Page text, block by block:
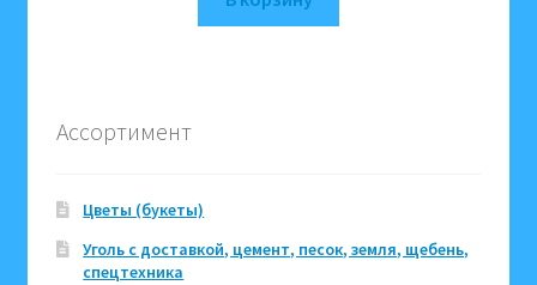
Ассортимент
Цветы (букеты)
Уголь с доставкой, цемент, песок, земля, щебень,
спецтехника